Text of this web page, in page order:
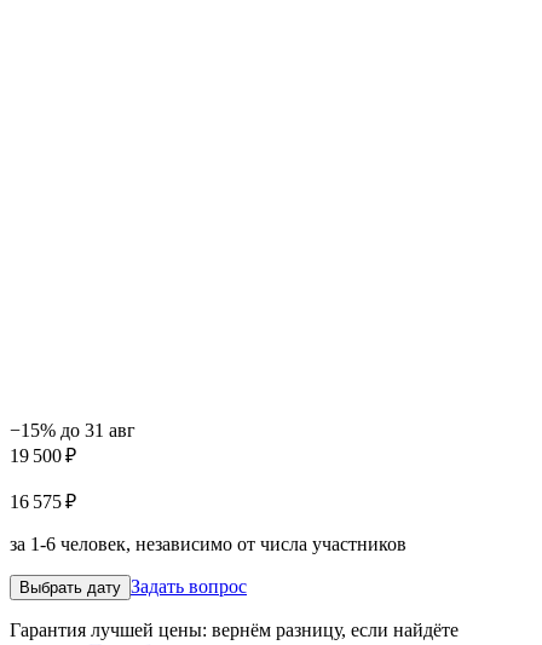
−15% до 31 авг
19 500 ₽
16 575 ₽
за 1-6 человек, независимо от числа участников
Выбрать дату Задать вопрос
Гарантия лучшей цены: вернём разницу, если найдёте